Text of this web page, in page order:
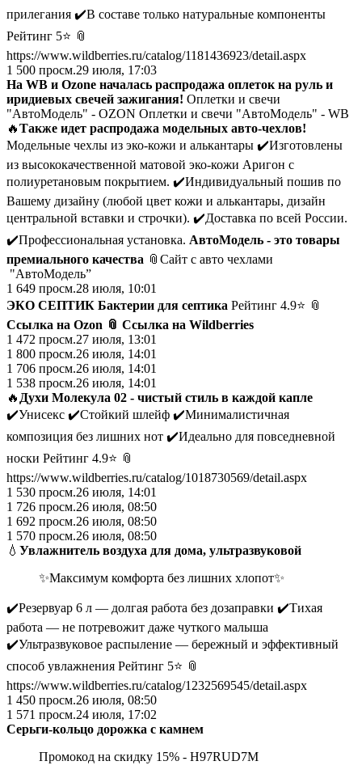
прилегания ✔️В составе только натуральные компоненты
Рейтинг 5⭐️ 📎
https://www.wildberries.ru/catalog/1181436923/detail.aspx
1 500 просм.29 июля, 17:03
На WB и Ozone началась распродажа оплеток на руль и
иридиевых свечей зажигания! Оплетки и свечи
"АвтоМодель" - OZON Оплетки и свечи "АвтоМодель" - WB
🔥Также идет распродажа модельных авто-чехлов!
️Модельные чехлы из эко-кожи и алькантары ✔️Изготовлены
из высококачественной матовой эко-кожи Аригон с
полиуретановым покрытием. ✔️Индивидуальный пошив по
Вашему дизайну (любой цвет кожи и алькантары, дизайн
центральной вставки и строчки). ✔️Доставка по всей России.
✔️Профессиональная установка. АвтоМодель - это товары
премиального качества 📎Сайт с авто чехлами
"АвтоМодель”
1 649 просм.28 июля, 10:01
ЭКО СЕПТИК Бактерии для септика Рейтинг 4.9⭐️ 📎
Ссылка на Ozon 📎 Ссылка на Wildberries
1 472 просм.27 июля, 13:01
1 800 просм.26 июля, 14:01
1 706 просм.26 июля, 14:01
1 538 просм.26 июля, 14:01
🔥 Духи Молекула 02 - чистый стиль в каждой капле
✔️Унисекс ✔️Стойкий шлейф ✔️Минималистичная
композиция без лишних нот ✔️Идеально для повседневной
носки Рейтинг 4.9⭐️ 📎
https://www.wildberries.ru/catalog/1018730569/detail.aspx
1 530 просм.26 июля, 14:01
1 726 просм.26 июля, 08:50
1 692 просм.26 июля, 08:50
1 570 просм.26 июля, 08:50
💧 Увлажнитель воздуха для дома, ультразвуковой
✨Максимум комфорта без лишних хлопот✨
✔️Резервуар 6 л — долгая работа без дозаправки ✔️Тихая
работа — не потревожит даже чуткого малыша
✔️Ультразвуковое распыление — бережный и эффективный
способ увлажнения Рейтинг 5⭐️ 📎
https://www.wildberries.ru/catalog/1232569545/detail.aspx
1 450 просм.26 июля, 08:50
1 571 просм.24 июля, 17:02
Серьги-кольцо дорожка с камнем
Промокод на скидку 15% - H97RUD7M